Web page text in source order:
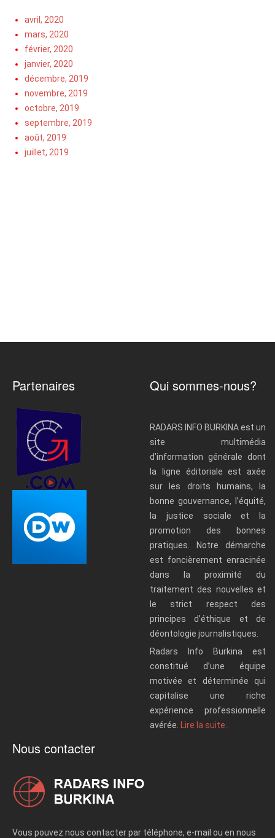
avril, 2020
mars, 2020
février, 2020
janvier, 2020
décembre, 2019
novembre, 2019
octobre, 2019
septembre, 2019
août, 2019
juillet, 2019
Partenaires Qui sommes-nous?
RADARS INFO BURKINA est un
site multimédia
d’information générale dont
la ligne éditoriale est axée
sur les droits humains, la
bonne gouvernance, l’équité,
la justice sociale et la
promotion des bonnes
pratiques. Notre démarche
est foncièrement enracinée
dans la proximité du
traitement des nouvelles et
le strict respect des
principes d’éthique et de
déontologie journalistiques.
Radars Info Burkina est
constitué d’une équipe
motivée et déterminée qui
capitalise une riche
expérience professionnelle
avérée. Lire la suite..
Nous contacter
Vous pouvez nous contacter par téléphone, e-mail ou en nous